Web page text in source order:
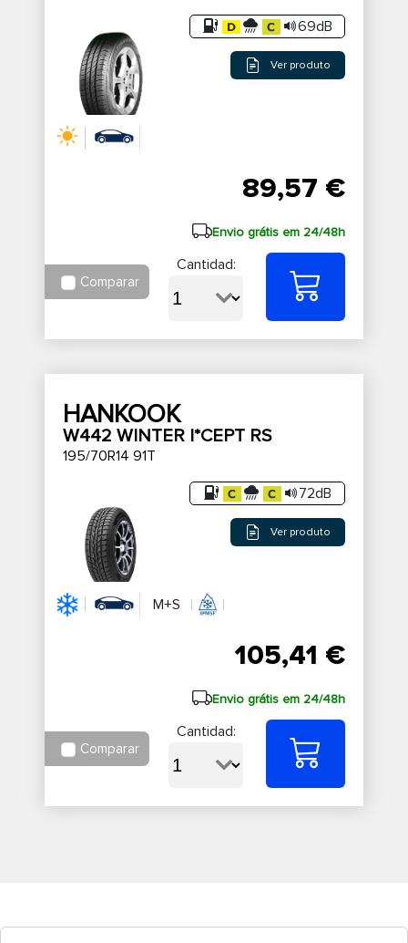
69dB
Ver produto
89,57 €
Envio grátis em 24/48h
Comparar
Cantidad:
HANKOOK
W442 WINTER I*CEPT RS
195/70R14 91T
72dB
Ver produto
M+S
105,41 €
Envio grátis em 24/48h
Comparar
Cantidad: